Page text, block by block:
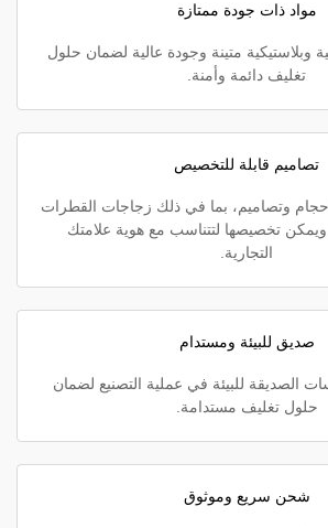
مواد ذات جودة ممتازة
وبلاستيكية متينة وجودة عالية لضمان حلول
تغليف دائمة وأمنة.
تصاميم قابلة للتخصيص
أحجام وتصاميم، بما في ذلك زجاجات القطرات
ويمكن تخصيصها لتتناسب مع هوية علامتك
التجارية.
صديق للبيئة ومستدام
الصديقة للبيئة في عملية التصنيع لضمان
حلول تغليف مستدامة.
شحن سريع وموثوق